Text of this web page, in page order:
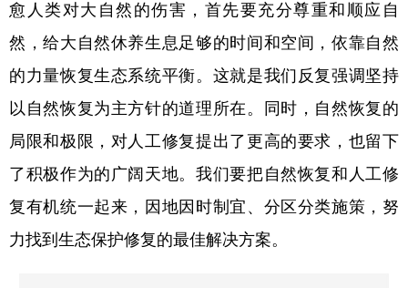
愈人类对大自然的伤害，首先要充分尊重和顺应自
然，给大自然休养生息足够的时间和空间，依靠自然
的力量恢复生态系统平衡。这就是我们反复强调坚持
以自然恢复为主方针的道理所在。同时，自然恢复的
局限和极限，对人工修复提出了更高的要求，也留下
了积极作为的广阔天地。我们要把自然恢复和人工修
复有机统一起来，因地因时制宜、分区分类施策，努
力找到生态保护修复的最佳解决方案。